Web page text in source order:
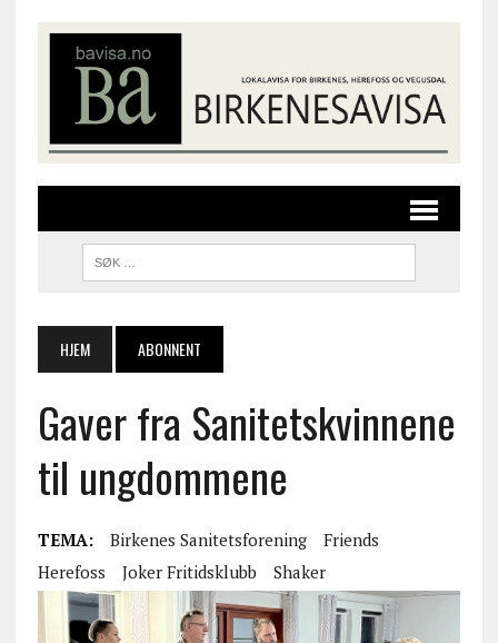
HJEM ABONNENT
Gaver fra Sanitetskvinnene
til ungdommene
TEMA: Birkenes Sanitetsforening
Friends
Herefoss
Joker Fritidsklubb Shaker